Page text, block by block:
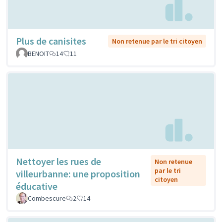
Plus de canisites
Non retenue par le tri citoyen
BENOIT
14 11
Nettoyer les rues de
villeurbanne: une proposition
éducative
Non retenue
par le tri
citoyen
Combescure 2 14